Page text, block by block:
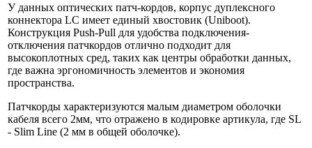
У данных оптических патч-кордов, корпус дуплексного
коннектора LC имеет единый хвостовик (Uniboot).
Конструкция Push-Pull для удобства подключения-
отключения патчкордов отлично подходит для
высокоплотных сред, таких как центры обработки данных,
где важна эргономичность элементов и экономия
пространства.
Патчкорды характеризуются малым диаметром оболочки
кабеля всего 2мм, что отражено в кодировке артикула, где SL
- Slim Line (2 мм в общей оболочке).